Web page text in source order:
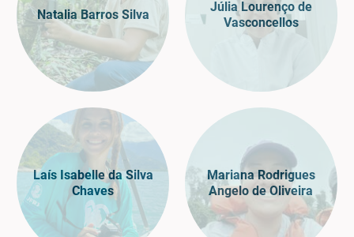
Natalia Barros Silva
Júlia Lourenço de
Vasconcellos
Laís Isabelle da Silva
Chaves
Mariana Rodrigues
Angelo de Oliveira